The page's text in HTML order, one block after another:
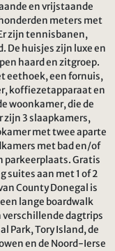
en vrijstaande
meters met
zijn tennisbanen,
De huisjes zijn luxe en
haard en zitgroep.
eethoek, een fornuis,
koffiezetapparaat en
woonkamer, die de
zijn 3 slaapkamers,
met twee aparte
met bad en/of
parkeerplaats. Gratis
suites aan met 1 of 2
County Donegal is
lange boardwalk
verschillende dagtrips
Park, Tory Island, de
en de Noord-Ierse